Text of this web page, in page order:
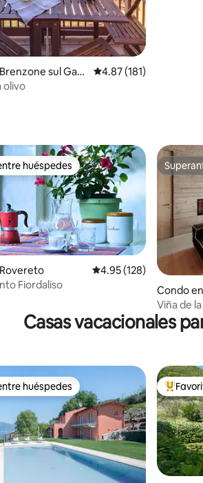
de 5, 115 reseñas
sul Gard
Calificación promedio:
4.87 (181)
olivo
de 5, 248 reseñas
huéspedes
huéspedes
Calificación promedio:
4.95 (128)
Fiordaliso
Condo
Viña de
Casas vacacionales
huéspedes
huéspedes